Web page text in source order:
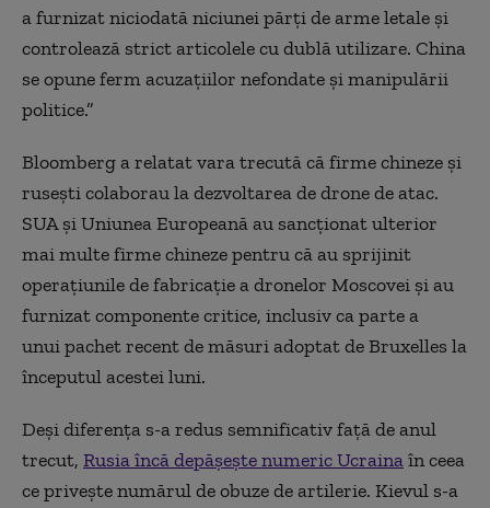
a furnizat niciodată niciunei părțidearme letale și
controlează strict articolele cu dublă utilizare. China
se opune ferm acuzațiilor nefondate și manipulării
politice.”
Bloomberg a relatat vara trecută că firme chineze și
rusești colaborau la dezvoltarea de drone de atac.
SUA și Uniunea Europeană au sancționat ulterior
mai multe firme chineze pentru că au sprijinit
operațiunile de fabricație a dronelor Moscovei și au
furnizat componente critice, inclusiv ca parte a
unui pachet recent de măsuri adoptat de Bruxelles la
începutul acestei luni.
Deși diferența s-a redus semnificativ față de anul
trecut, Rusia încă depășește numeric Ucrainaîn ceea
ce privește numărul de obuze de artilerie. Kievul s-a